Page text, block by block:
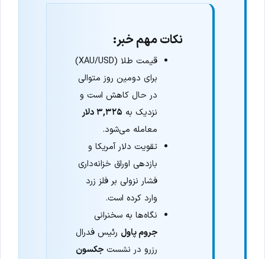
نکات مهم خبر:
قیمت طلا (XAU/USD)
برای دومین روز متوالی
در حال کاهش است و
نزدیک به ۳,۳۲۵ دلار
معامله می‌شود.
تقویت دلار آمریکا و
بازدهی اوراق خزانه‌داری
فشار نزولی بر فلز زرد
وارد کرده است.
نگاه‌ها به سخنرانی
جروم پاول رئیس فدرال
رزرو در نشستجکسون